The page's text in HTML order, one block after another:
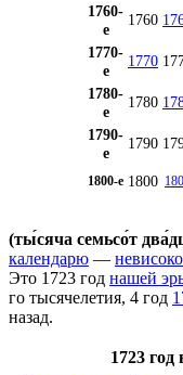
1760-
е
1760
1770-
е
1770
1780-
е
1780
1790-
е
1790
1800-е 1800
(ты́сяча семьсо́т
календарю —
Это 1723 год нашей
го тысячелетия, 4 год
назад.
1723